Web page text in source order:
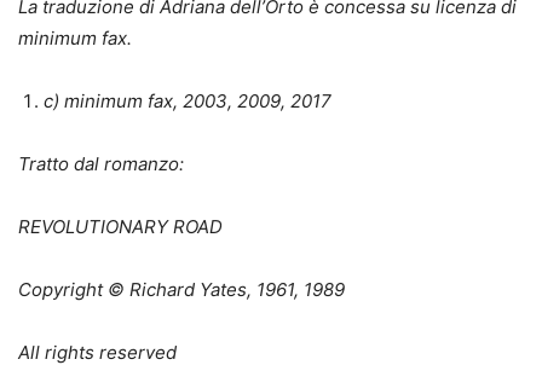
La traduzione di Adriana dell’Orto è concessa su licenza di
minimum fax.
c) minimum fax, 2003, 2009, 2017
Tratto dal romanzo:
REVOLUTIONARY ROAD
Copyright © Richard Yates, 1961, 1989
All rights reserved